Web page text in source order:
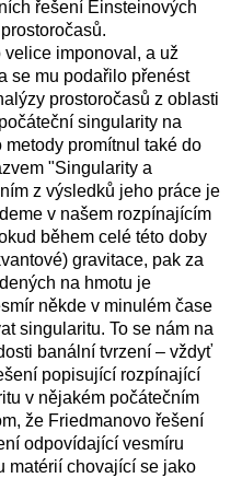
řešení Einsteinových
imponoval, a už
se mu podařilo přenést
prostoročasů z oblasti
singularity na
metody promítnul také do
"Singularity a
z výsledků jeho práce je
v našem rozpínajícím
během celé této doby
gravitace, pak za
na hmotu je
někde v minulém čase
singularitu. To se nám na
banální tvrzení – vždyť
popisující rozpínající
v nějakém počátečním
že Friedmanovo řešení
odpovídající vesmíru
matérií chovající se jako